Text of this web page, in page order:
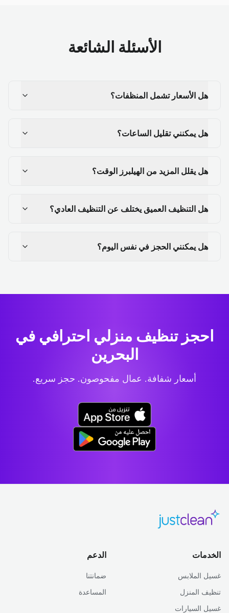
الأسئلة الشائعة
هل الأسعار تشمل المنظفات؟
هل يمكنني تقليل الساعات؟
هل يقلل المزيد من الهيلبرز الوقت؟
هل التنظيف العميق يختلف عن التنظيف العادي؟
هل يمكنني الحجز في نفس اليوم؟
احجز تنظيف منزلي احترافي في
البحرين
أسعار شفافة. عمال مفحوصون. حجز سريع.
الخدمات
غسيل الملابس
تنظيف المنزل
غسيل السيارات
الدعم
ضمانتنا
المساعدة